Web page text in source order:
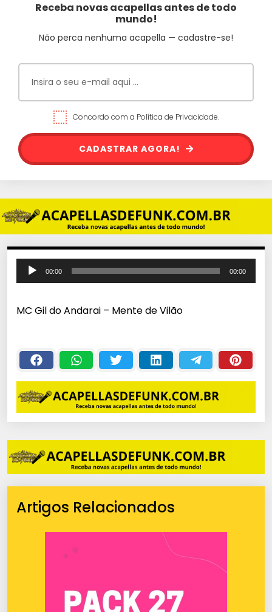
Receba novas acapellas antes de todo
mundo!
Não perca nenhuma acapella — cadastre-se!
Concordo com a Política de Privacidade.
CADASTRAR AGORA!
o
a
o
r
d
e
á
i
00:00 00:00
MC Gil do Andarai – Mente de Vilão
Artigos Relacionados